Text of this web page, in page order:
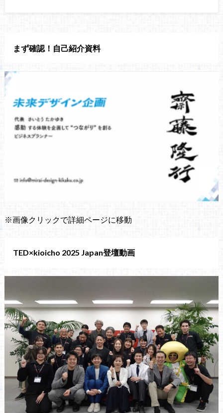
まず確認！自己紹介資料
※画像クリックで詳細ページに移動
TED×kioicho 2025 Japan登壇動画